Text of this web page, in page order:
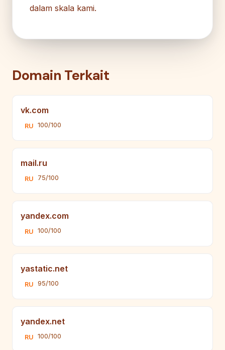
dalam skala kami.
Domain Terkait
vk.com
RU 100/100
mail.ru
RU 75/100
yandex.com
RU 100/100
yastatic.net
RU 95/100
yandex.net
RU 100/100